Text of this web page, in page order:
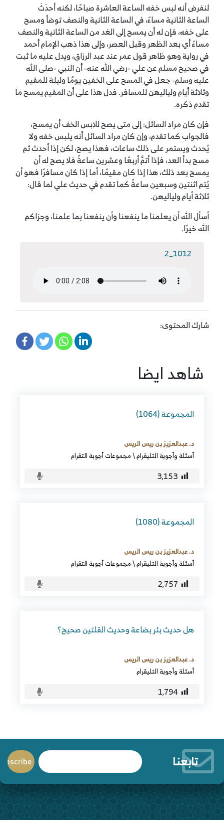
لنفرض أنه لبس خفه الساعة العاشرة صباحًا، لكنه أحدَثَ
الساعة الثانية مساءً، في الساعة الثانية والنصف توضأ ومسح
على خفه، فإن له أن يمسح إلى الغد من الساعة الثانية والنصف
مساءً أي بعد الظهر وقبل العصر، وإلى هذا ذهب الإمام أحمد
في رواية وهو ظاهر قول عمر عند عبد الرزاق، ويدل عليه ما ثبت
في صحيح مسلم عن علي -رضي الله عنه- أن النبي -صلى الله
عليه وسلم- جعل في المسح على الخفين يومًا وليلة للمقيم
وثلاثة أيام ولياليهن للمسافر. فدل هذا على أن المقيم يمسح ما
تقدم ذكره.
فإن كان مراد السائل: إلى متى يصح للابس الخف أن يمسح،
فالجواب كما تقدم، وإن كان مراد السائل أنه يلبس خفه ولا
يُحدث ويستمر على ذلك ساعات، فهذا يصح، لكن إذا أحدث ثم
مسح بدأ العد، فإذا أتمَّ أربعًا وعشرين ساعةً فلا يصح له أن
يمسح بعد ذلك، هذا إذا كان مقيمًا، أما إذا كان مسافرًا فهو أن
يُتم اثنتين وسبعين ساعةً كما تقدم في حديث علي لما قال:
ثلاثة أيام ولياليهن.
أسأل الله أن يعلمنا ما ينفعنا وأن ينفعنا بما علمنا، وجزاكم
الله خيرًا.
1012_2
شارك المحتوى:
شاهد ايضا
المجموعة (1064)
د. عبدالعزيز بن ريس الريس
أسئلة وأجوبة التليقرام\مجموعات أجوبة التقرام
3٬153
المجموعة (1080)
د. عبدالعزيز بن ريس الريس
أسئلة وأجوبة التليقرام\مجموعات أجوبة التقرام
2٬757
هل حديث بئر بضاعة وحديث القلتين صحيح؟
د. عبدالعزيز بن ريس الريس
أسئلة وأجوبة التليقرام
1٬794
تابعنا